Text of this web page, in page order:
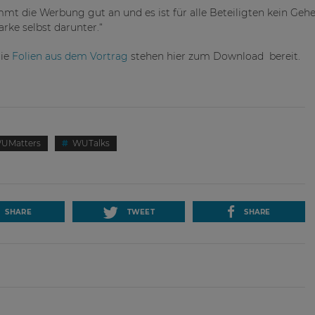
die Werbung gut an und es ist für alle Beteiligten kein
selbst darunter.“
Folien aus dem Vortrag stehen hier zum Download bereit.
WUTalks
SHARE
TWEET
SHARE